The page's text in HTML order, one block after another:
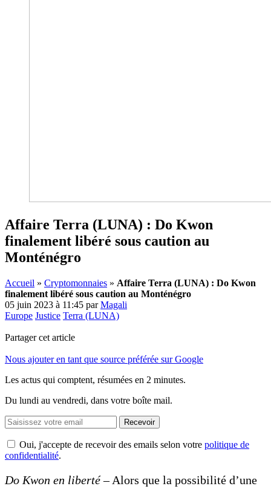
Affaire Terra (LUNA) : Do Kwon
finalement libéré sous caution au
Monténégro
Accueil » Cryptomonnaies » Affaire Terra (LUNA) : Do Kwon
finalement libéré sous caution au Monténégro
05 juin 2023 à 11:45 parMagali
Europe Justice Terra (LUNA)
Partager cet article
Nous ajouter en tant que source préférée sur Google
Les actus qui comptent, résumées en 2 minutes.
Du lundi au vendredi, dans votre boîte mail.
Recevoir
Oui, j'accepte de recevoir des emails selon votre politique de
confidentialité.
Do Kwon en liberté– Alors que la possibilité d’une